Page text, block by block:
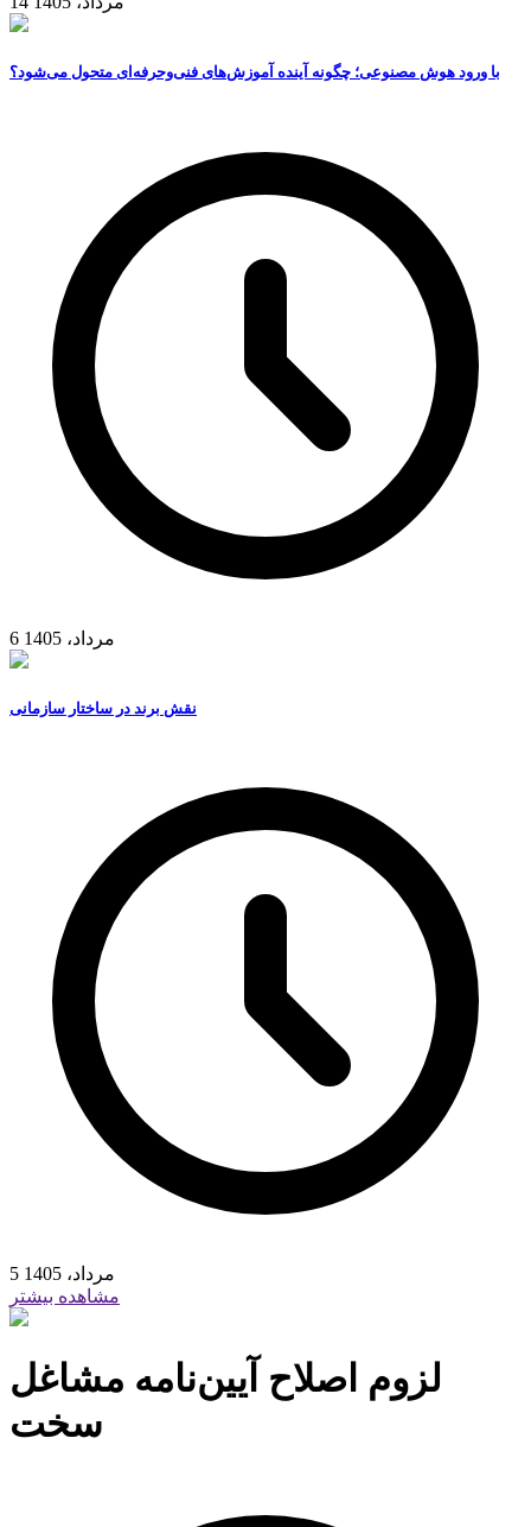
با ورود هوش مصنوعی؛ چگونه آینده آموزش‌های فنی‌وحرفه‌ای متحول می‌شود؟
6 مرداد، 1405
نقش برند در ساختار سازمانی
5 مرداد، 1405
مشاهده بیشتر
لزوم اصلاح آیین‌‌‌نامه مشاغل
سخت